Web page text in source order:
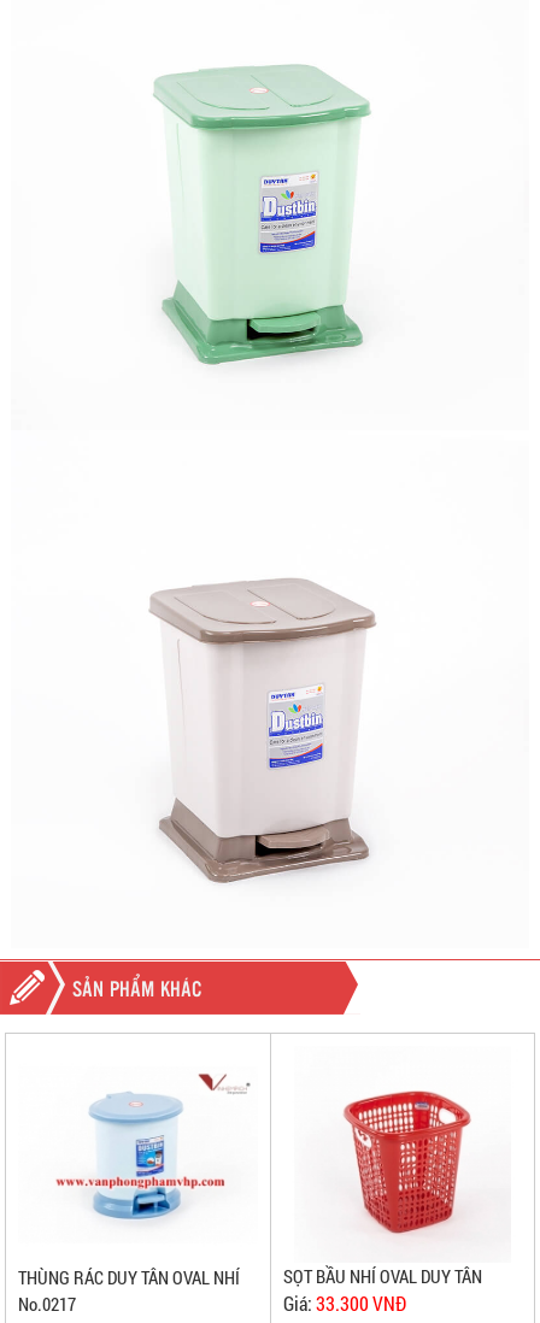
SẢN PHẨM KHÁC
THÙNG RÁC DUY TÂN OVAL NHÍ
No.0217
SỌT BẦU NHÍ OVAL DUY TÂN
Giá:33.300 VNĐ